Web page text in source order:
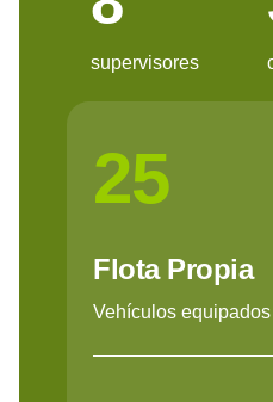
supervisores
25
Flota Propia
Vehículos equipados